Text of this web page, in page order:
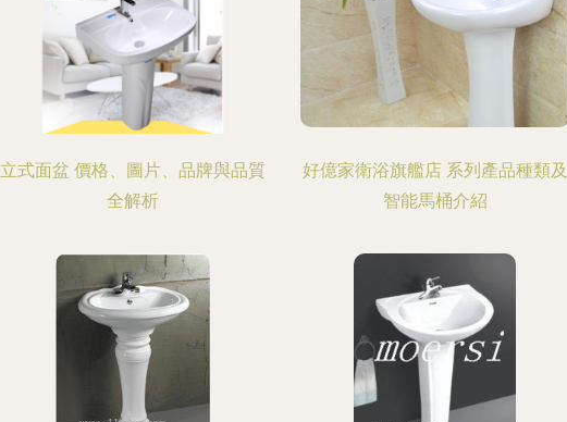
立式面盆 價格、圖片、品牌與品質
全解析
好億家衛浴旗艦店 系列產品種類及
智能馬桶介紹